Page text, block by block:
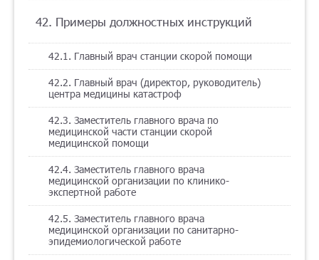
42. Примеры должностных инструкций
42.1. Главный врач станции скорой помощи
42.2. Главный врач (директор, руководитель)
центра медицины катастроф
42.3. Заместитель главного врача по
медицинской части станции скорой
медицинской помощи
42.4. Заместитель главного врача
медицинской организации по клинико-
экспертной работе
42.5. Заместитель главного врача
медицинской организации по санитарно-
эпидемиологической работе